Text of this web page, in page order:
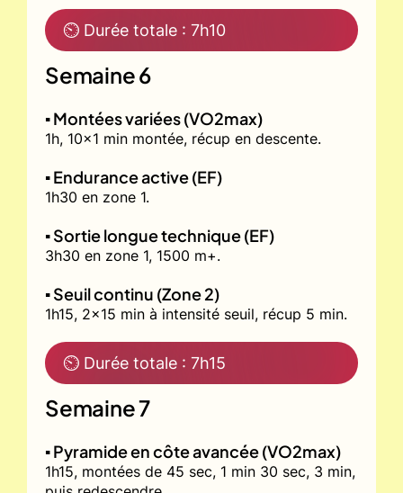
⏲ Durée totale : 7h10
Semaine 6
▪️ Montées variées (VO2max)
1h, 10x1 min montée, récup en descente.
▪️ Endurance active (EF)
1h30 en zone 1.
▪️ Sortie longue technique (EF)
3h30 en zone 1, 1500 m+.
▪️ Seuil continu (Zone 2)
1h15, 2x15 min à intensité seuil, récup 5 min.
⏲ Durée totale : 7h15
Semaine 7
▪️ Pyramide en côte avancée (VO2max)
1h15, montées de 45 sec, 1 min 30 sec, 3 min,